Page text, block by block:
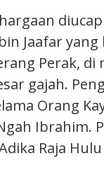
Jaafar
Perak,
gajah.
Orang
Ibrahim.
Raja